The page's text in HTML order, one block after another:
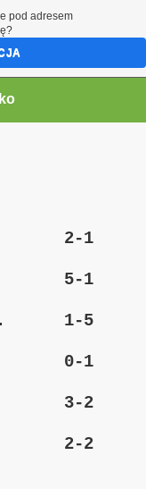
2-1
5-1
T. 1-5
0-1
3-2
2-2
pod adresem